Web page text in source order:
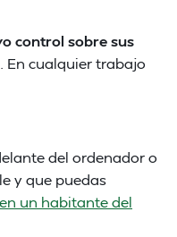
control sobre sus
En cualquier trabajo
del ordenador o
y que puedas
un habitante del